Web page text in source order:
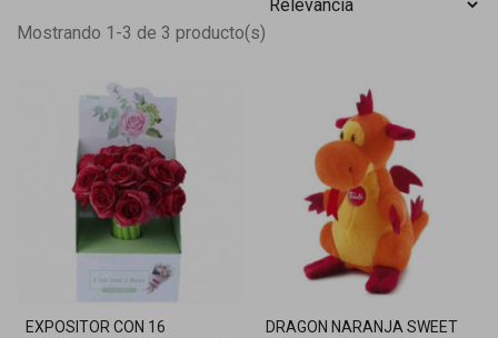
Mostrando 1-3 de 3 producto(s)
EXPOSITOR CON 16
DRAGON NARANJA SWEET